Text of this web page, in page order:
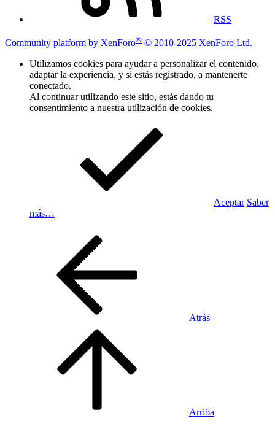
RSS
Community platform by XenForo® © 2010-2025 XenForo Ltd.
Utilizamos cookies para ayudar a personalizar el contenido,
adaptar la experiencia, y si estás registrado, a mantenerte
conectado.
Al continuar utilizando este sitio, estás dando tu
consentimiento a nuestra utilización de cookies.
Aceptar Saber
más…
Atrás
Arriba